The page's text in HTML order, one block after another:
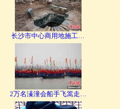
长沙市中心商用地施工…
2万名溱潼会船手飞篙走…